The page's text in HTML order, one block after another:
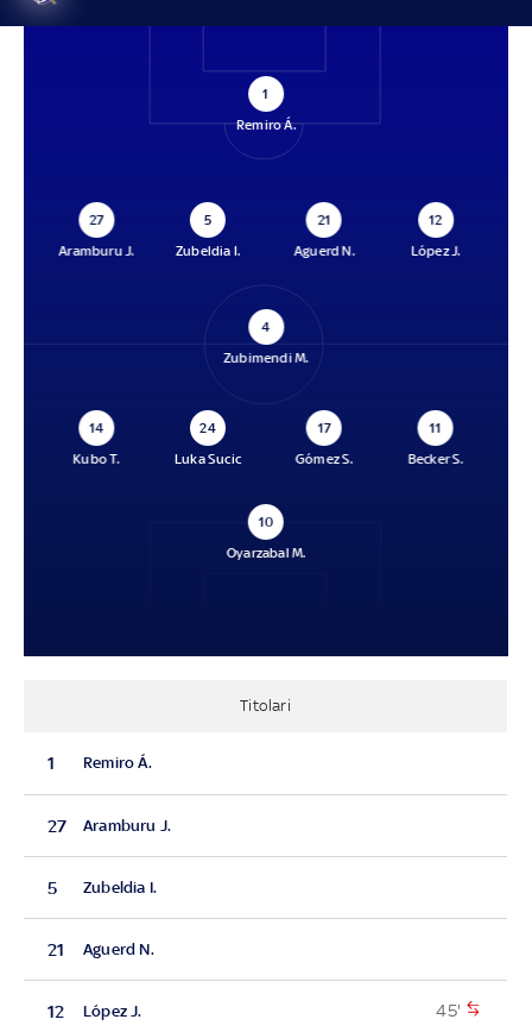
1
Remiro Á.
27
Aramburu J.
5
Zubeldia I.
21
Aguerd N.
12
López J.
4
Zubimendi M.
14
Kubo T.
24
Luka Sucic
17
Gómez S.
11
Becker S.
10
Oyarzabal M.
Titolari
1 Remiro Á.
27 Aramburu J.
5 Zubeldia I.
21 Aguerd N.
12 López J. 45'